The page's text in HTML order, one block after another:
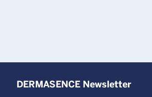
DERMASENCE Newsletter